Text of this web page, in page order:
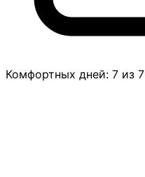
Комфортных дней: 7 из 7